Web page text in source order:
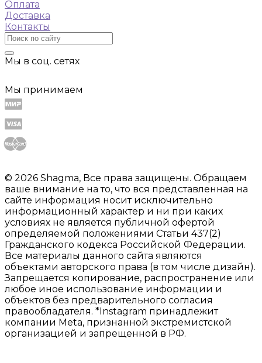
Оплата
Доставка
Контакты
Мы в соц. сетях
Мы принимаем
© 2026 Shagma, Все права защищены. Обращаем
ваше внимание на то, что вся представленная на
сайте информация носит исключительно
информационный характер и ни при каких
условиях не является публичной офертой
определяемой положениями Статьи 437(2)
Гражданского кодекса Российской Федерации.
Все материалы данного сайта являются
объектами авторского права (в том числе дизайн).
Запрещается копирование, распространение или
любое иное использование информации и
объектов без предварительного согласия
правообладателя. *Instagram принадлежит
компании Meta, признанной экстремистской
организацией и запрещенной в РФ.